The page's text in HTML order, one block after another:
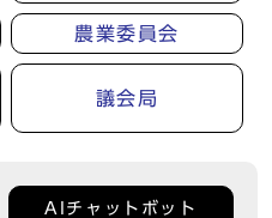
農業委員会
議会局
AIチャットボット